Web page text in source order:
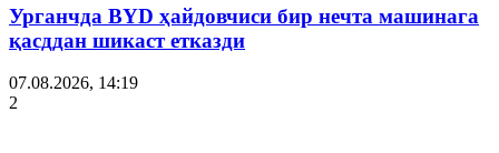
Урганчда BYD ҳайдовчиси бир нечта машинага
қасддан шикаст етказди
07.08.2026, 14:19
2